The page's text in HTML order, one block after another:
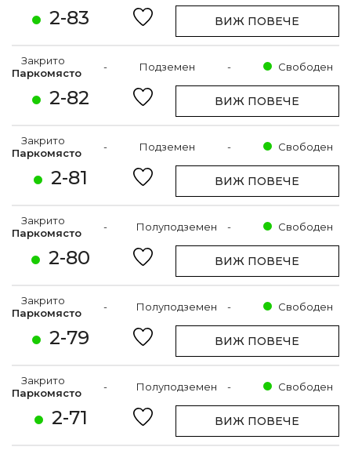
2-83 ВИЖ ПОВЕЧЕ
2-82
Закрито
Паркомясто
- Подземен - Свободен
ВИЖ ПОВЕЧЕ
2-81
Закрито
Паркомясто
- Подземен - Свободен
ВИЖ ПОВЕЧЕ
2-80
Закрито
Паркомясто
- Полуподземен - Свободен
ВИЖ ПОВЕЧЕ
2-79
Закрито
Паркомясто
- Полуподземен - Свободен
ВИЖ ПОВЕЧЕ
2-71
Закрито
Паркомясто
- Полуподземен - Свободен
ВИЖ ПОВЕЧЕ